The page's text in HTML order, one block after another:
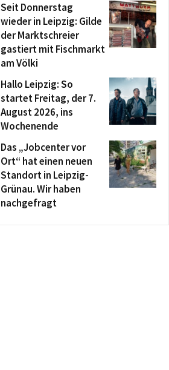
Seit Donnerstag
wieder in Leipzig: Gilde
der Marktschreier
gastiert mit Fischmarkt
am Völki
Hallo Leipzig: So
startet Freitag, der 7.
August 2026, ins
Wochenende
Das „Jobcenter vor
Ort“ hat einen neuen
Standort in Leipzig-
Grünau. Wir haben
nachgefragt